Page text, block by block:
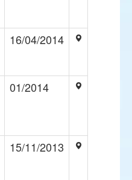
16/04/2014
01/2014
15/11/2013